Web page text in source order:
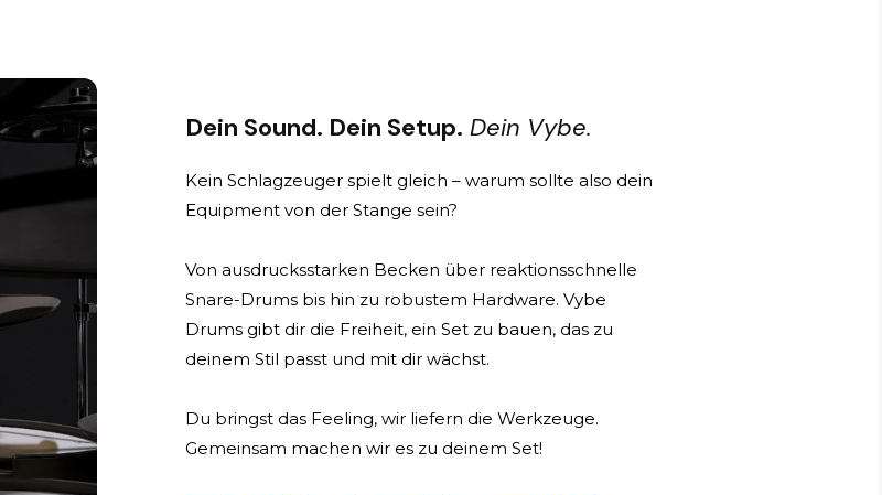
Dein Sound. Dein Setup. Dein Vybe.
Kein Schlagzeuger spielt gleich – warum sollte also dein
Equipment von der Stange sein?
Von ausdrucksstarken Becken über reaktionsschnelle
Snare-Drums bis hin zu robustem Hardware. Vybe
Drums gibt dir die Freiheit, ein Set zu bauen, das zu
deinem Stil passt und mit dir wächst.
Du bringst das Feeling, wir liefern die Werkzeuge.
Gemeinsam machen wir es zu deinem Set!